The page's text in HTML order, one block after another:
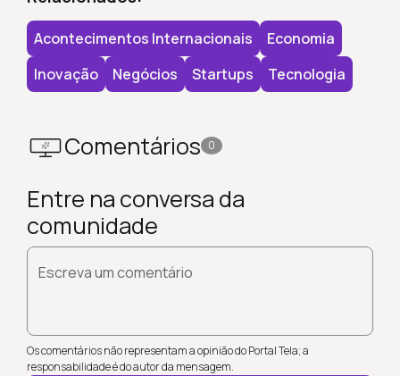
Acontecimentos Internacionais
Economia
Inovação
Negócios Startups Tecnologia
Comentários 0
Entre na conversa da
comunidade
Escreva um comentário
Os comentários não representam a opinião do Portal Tela; a
responsabilidade é do autor da mensagem.